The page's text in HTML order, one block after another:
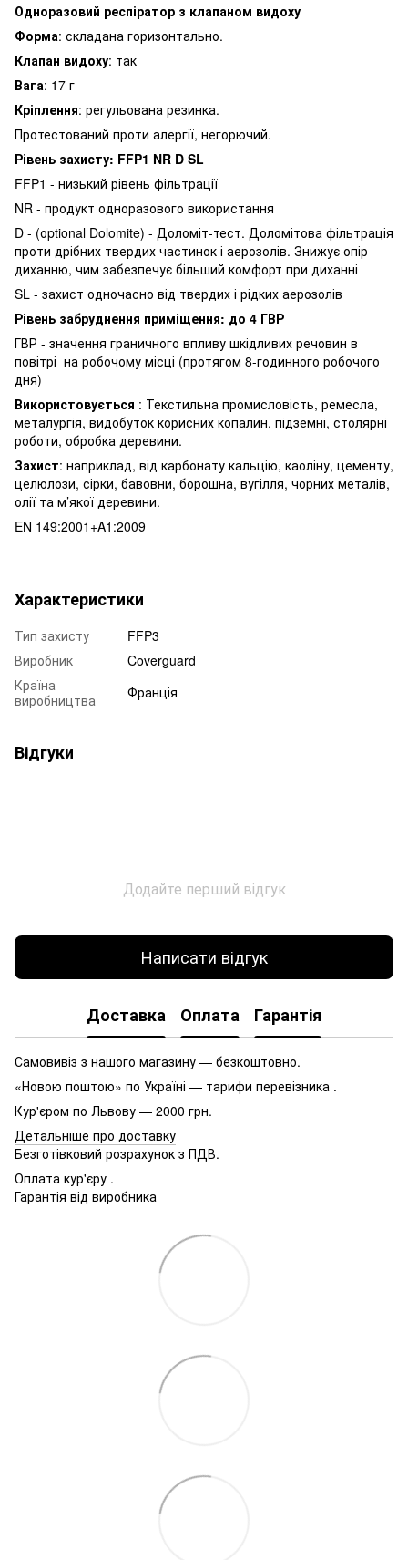
Одноразовий респіратор з клапаном видоху
Форма: складана горизонтально.
Клапан видоху: так
Вага: 17 г
Кріплення: регульована резинка.
Протестований проти алергії, негорючий.
Рівень захисту: FFP1 NR D SL
FFP1 - низький рівень фільтрації
NR - продукт одноразового використання
D - (оptional Dolomite) - Доломіт-тест. Доломітова фільтрація
проти дрібних твердих частинок і аерозолів. Знижує опір
диханню, чим забезпечує більший комфорт при диханні
SL - захист одночасно від твердих і рідких аерозолів
Рівень забруднення приміщення: до 4 ГВР
ГВР - значення граничного впливу шкідливих речовин в
повітрі на робочому місці (протягом 8-годинного робочого
дня)
Використовується : Текстильна промисловість, ремесла,
металургія, видобуток корисних копалин, підземні, столярні
роботи, обробка деревини.
Захист: наприклад, від карбонату кальцію, каоліну, цементу,
целюлози, сірки, бавовни, борошна, вугілля, чорних металів,
олії та м’якої деревини.
EN 149:2001+A1:2009
Характеристики
Тип захисту
FFP3
Виробник
Coverguard
Країна
виробництва
Франція
Відгуки
Додайте перший відгук
Написати відгук
Доставка Оплата Гарантія
Самовивіз з нашого магазину — безкоштовно.
«Новою поштою» по Україні — тарифи перевізника .
Кур'єром по Львову — 2000 грн.
Детальніше про доставку
Безготівковий розрахунок з ПДВ.
Оплата кур'єру .
Гарантія від виробника